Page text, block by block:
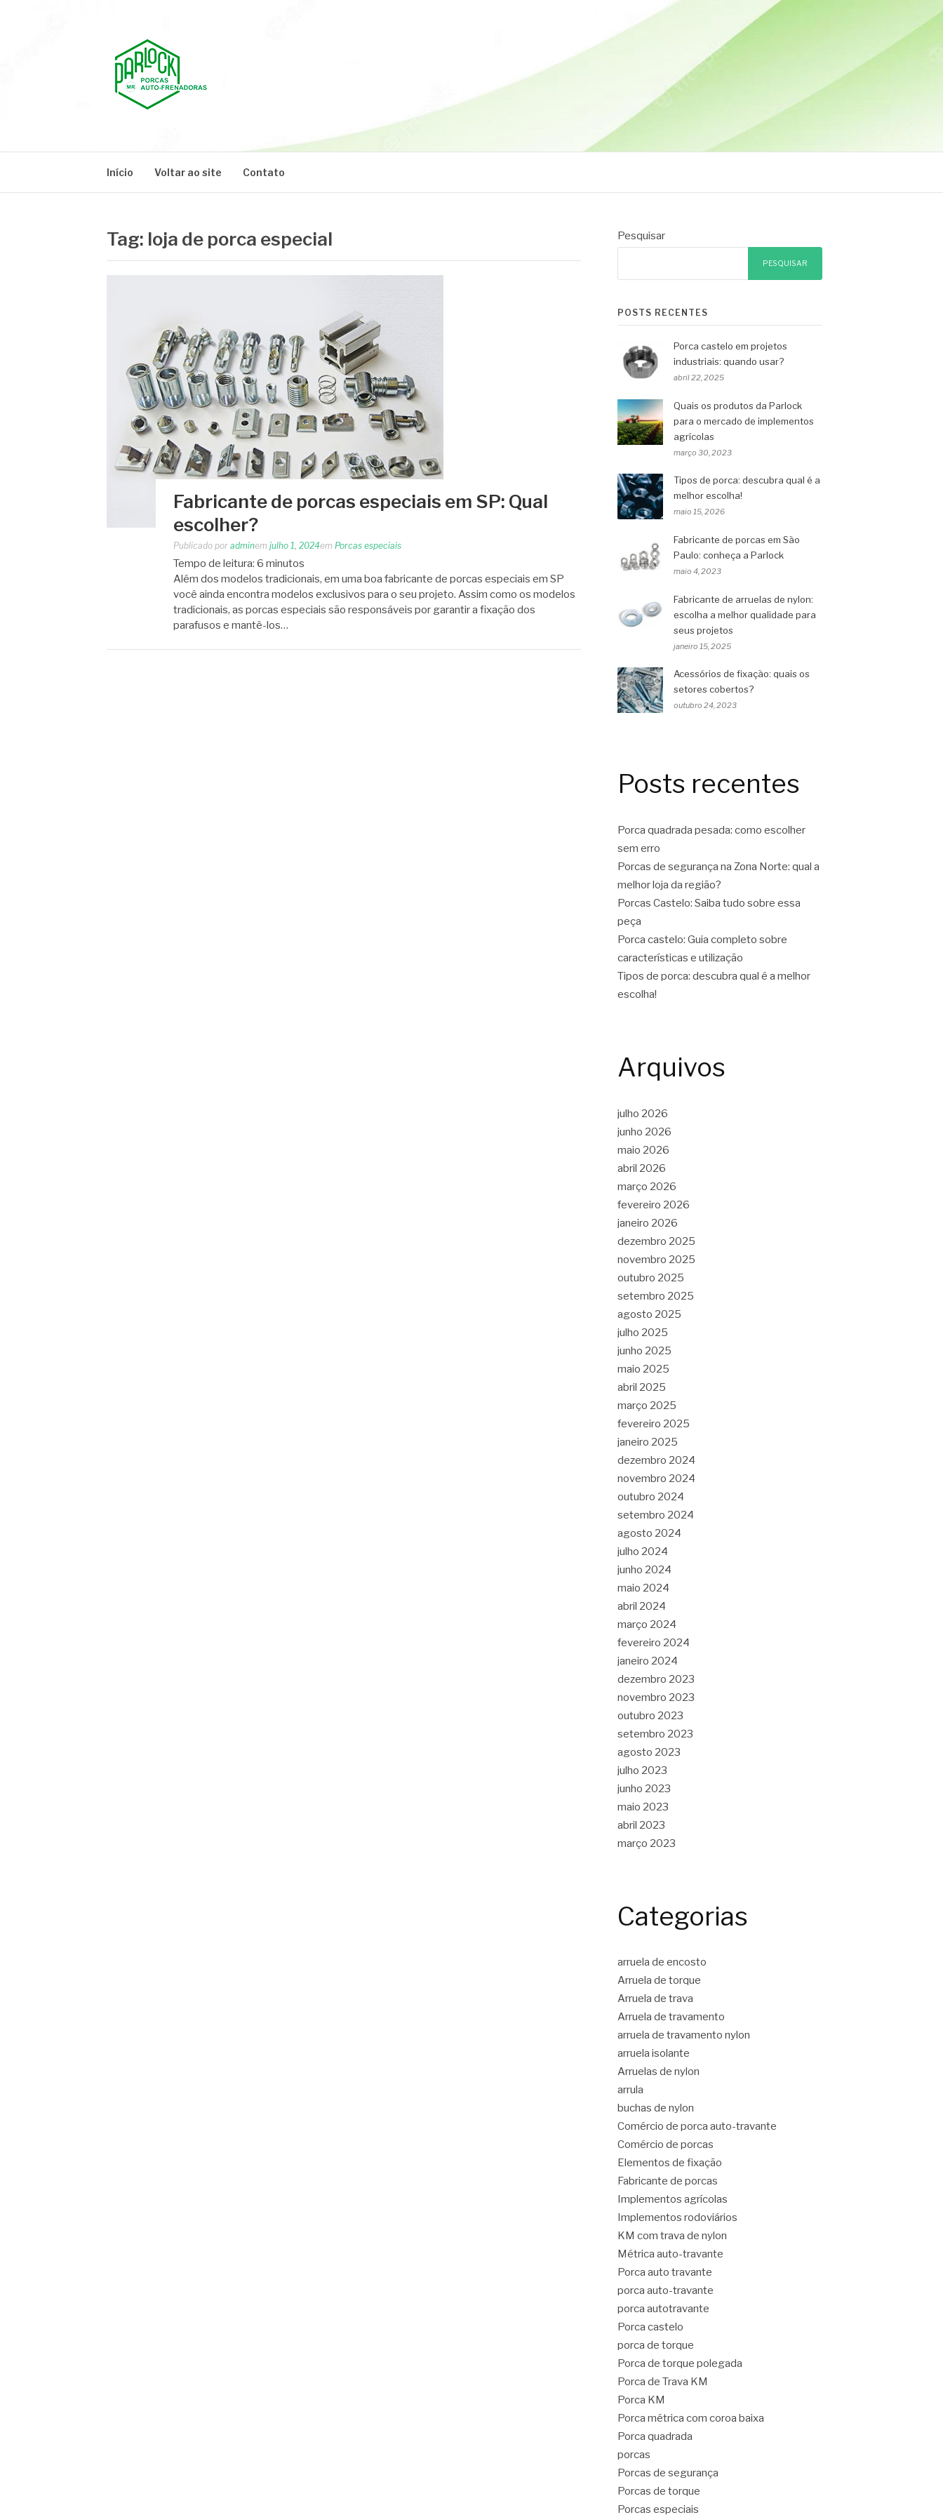
Início Voltar ao site Contato
Tag: loja de porca especial
Fabricante de porcas especiais em SP: Qual
escolher?
Publicado por adminem julho 1, 2024em Porcas especiais
Tempo de leitura: 6 minutos
Além dos modelos tradicionais, em uma boa fabricante de porcas especiais em SP
você ainda encontra modelos exclusivos para o seu projeto. Assim como os modelos
tradicionais, as porcas especiais são responsáveis por garantir a fixação dos
parafusos e mantê-los…
Pesquisar
PESQUISAR
POSTS RECENTES
Porca castelo em projetos
industriais: quando usar?
abril 22, 2025
Quais os produtos da Parlock
para o mercado de implementos
agrícolas
março 30, 2023
Tipos de porca: descubra qual é a
melhor escolha!
maio 15, 2026
Fabricante de porcas em São
Paulo: conheça a Parlock
maio 4, 2023
Fabricante de arruelas de nylon:
escolha a melhor qualidade para
seus projetos
janeiro 15, 2025
Acessórios de fixação: quais os
setores cobertos?
outubro 24, 2023
Posts recentes
Porca quadrada pesada: como escolher
sem erro
Porcas de segurança na Zona Norte: qual a
melhor loja da região?
Porcas Castelo: Saiba tudo sobre essa
peça
Porca castelo: Guia completo sobre
características e utilização
Tipos de porca: descubra qual é a melhor
escolha!
Arquivos
julho 2026
junho 2026
maio 2026
abril 2026
março 2026
fevereiro 2026
janeiro 2026
dezembro 2025
novembro 2025
outubro 2025
setembro 2025
agosto 2025
julho 2025
junho 2025
maio 2025
abril 2025
março 2025
fevereiro 2025
janeiro 2025
dezembro 2024
novembro 2024
outubro 2024
setembro 2024
agosto 2024
julho 2024
junho 2024
maio 2024
abril 2024
março 2024
fevereiro 2024
janeiro 2024
dezembro 2023
novembro 2023
outubro 2023
setembro 2023
agosto 2023
julho 2023
junho 2023
maio 2023
abril 2023
março 2023
Categorias
arruela de encosto
Arruela de torque
Arruela de trava
Arruela de travamento
arruela de travamento nylon
arruela isolante
Arruelas de nylon
arrula
buchas de nylon
Comércio de porca auto-travante
Comércio de porcas
Elementos de fixação
Fabricante de porcas
Implementos agrícolas
Implementos rodoviários
KM com trava de nylon
Métrica auto-travante
Porca auto travante
porca auto-travante
porca autotravante
Porca castelo
porca de torque
Porca de torque polegada
Porca de Trava KM
Porca KM
Porca métrica com coroa baixa
Porca quadrada
porcas
Porcas de segurança
Porcas de torque
Porcas especiais